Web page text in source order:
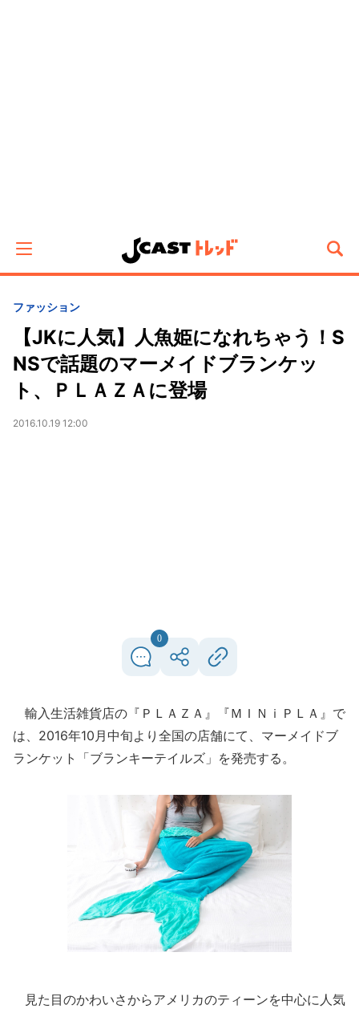
ファッション
【JKに人気】人魚姫になれちゃう！S
NSで話題のマーメイドブランケッ
ト、ＰＬＡＺＡに登場
2016.10.19 12:00
0
輸入生活雑貨店の『ＰＬＡＺＡ』『ＭＩＮｉＰＬＡ』で
は、2016年10月中旬より全国の店舗にて、マーメイドブ
ランケット「ブランキーテイルズ」を発売する。
見た目のかわいさからアメリカのティーンを中心に人気